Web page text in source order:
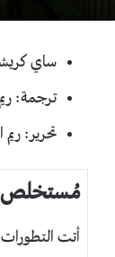
ساي
ترجمة:
تحرير: ريم
مُستخلص
أتت